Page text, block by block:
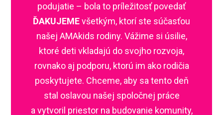
podujatie – bola to príležitosť povedať
ĎAKUJEMEvšetkým, ktorí ste súčasťou
našej AMAkids rodiny. Vážime si úsilie,
ktoré deti vkladajú do svojho rozvoja,
rovnako aj podporu, ktorú im ako rodičia
poskytujete. Chceme, aby sa tento deň
stal oslavou našej spoločnej práce
a vytvoril priestor na budovanie komunity,